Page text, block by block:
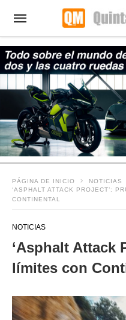
PÁGINA DE INICIO
NOTICIAS
‘ASPHALT ATTACK PROJECT’:
CONTINENTAL
NOTICIAS
‘Asphalt Attack
límites con